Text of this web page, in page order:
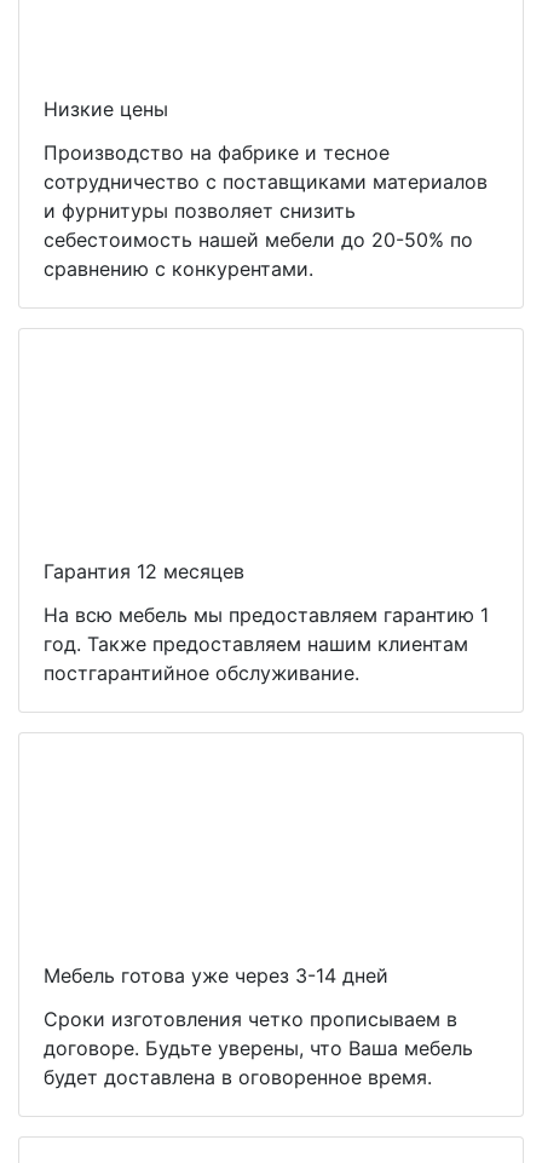
Низкие цены
Производство на фабрике и тесное
сотрудничество с поставщиками материалов
и фурнитуры позволяет снизить
себестоимость нашей мебели до 20-50% по
сравнению с конкурентами.
Гарантия 12 месяцев
На всю мебель мы предоставляем гарантию 1
год. Также предоставляем нашим клиентам
постгарантийное обслуживание.
Мебель готова уже через 3-14 дней
Сроки изготовления четко прописываем в
договоре. Будьте уверены, что Ваша мебель
будет доставлена в оговоренное время.